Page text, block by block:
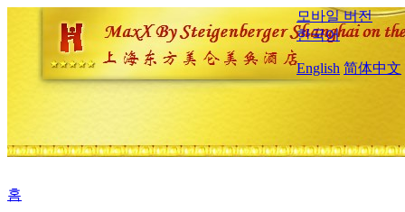
모바일 버전
한국어
English 简体中文
홈